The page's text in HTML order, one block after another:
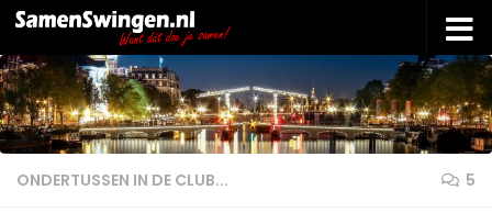
Doorgaan naar inhoud
ONDERTUSSEN IN DE CLUB... 5